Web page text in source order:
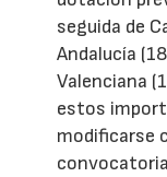
seguida de
Andalucía
Valenciana
estos
modificarse